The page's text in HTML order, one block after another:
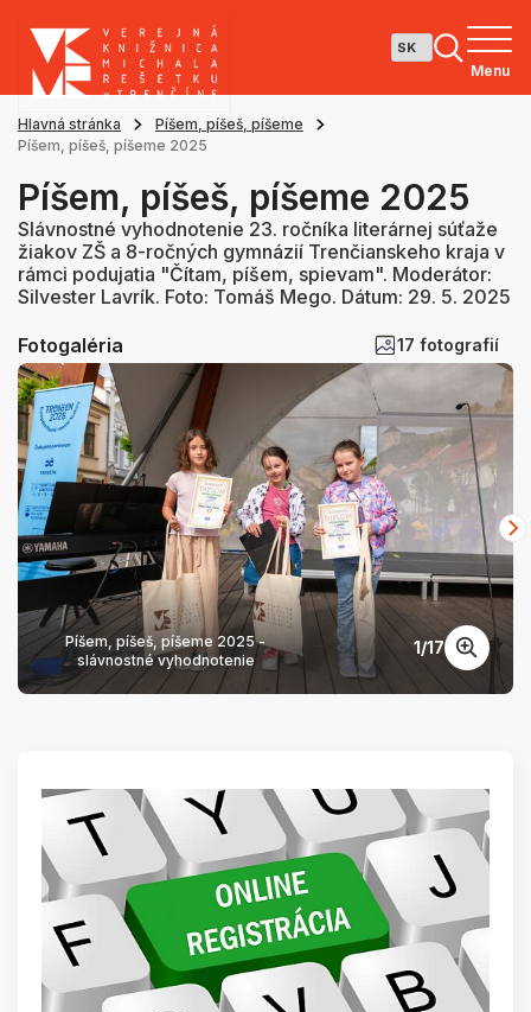
Menu
Hlavná stránka
Píšem, píšeš, píšeme
Píšem, píšeš, píšeme 2025
Píšem, píšeš, píšeme 2025
Slávnostné vyhodnotenie 23. ročníka literárnej súťaže
žiakov ZŠ a 8-ročných gymnázií Trenčianskeho kraja v
rámci podujatia "Čítam, píšem, spievam". Moderátor:
Silvester Lavrík. Foto: Tomáš Mego. Dátum: 29. 5. 2025
Fotogaléria 17 fotografií
Píšem, píšeš, píšeme 2025 -
slávnostné vyhodnotenie
1/17